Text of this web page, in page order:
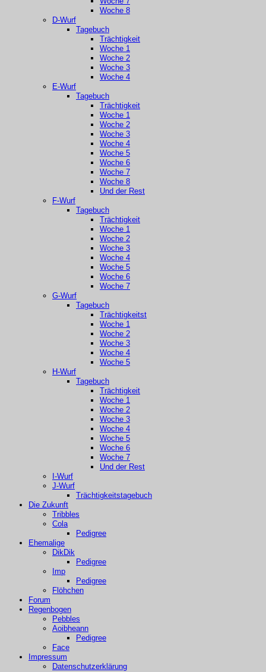
Woche 8
D-Wurf
Tagebuch
Trächtigkeit
Woche 1
Woche 2
Woche 3
Woche 4
E-Wurf
Tagebuch
Trächtigkeit
Woche 1
Woche 2
Woche 3
Woche 4
Woche 5
Woche 6
Woche 7
Woche 8
Und der Rest
F-Wurf
Tagebuch
Trächtigkeit
Woche 1
Woche 2
Woche 3
Woche 4
Woche 5
Woche 6
Woche 7
G-Wurf
Tagebuch
Trächtigkeitst
Woche 1
Woche 2
Woche 3
Woche 4
Woche 5
H-Wurf
Tagebuch
Trächtigkeit
Woche 1
Woche 2
Woche 3
Woche 4
Woche 5
Woche 6
Woche 7
Und der Rest
I-Wurf
J-Wurf
Trächtigkeitstagebuch
Die Zukunft
Tribbles
Cola
Pedigree
Ehemalige
DikDik
Pedigree
Imp
Pedigree
Flöhchen
Forum
Regenbogen
Pebbles
Aoibheann
Pedigree
Face
Impressum
Datenschutzerklärung